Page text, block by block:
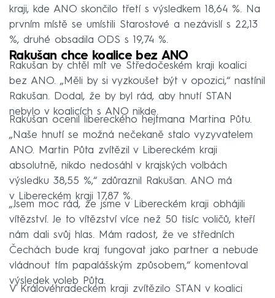
kraji, kde ANO skončilo třetí s výsledkem 18,64 %. Na
prvním místě se umístili Starostové a nezávislí s 22,13
%, druhé obsadila ODS s 19,74 %.
Rakušan chce koalice bez ANO
Rakušan by chtěl mít ve Středočeském kraji koalici
bez ANO. „Měli by si vyzkoušet být v opozici,“ nastínil
Rakušan. Dodal, že by byl rád, aby hnutí STAN
nebylo v koalicích s ANO nikde.
Rakušan ocenil libereckého hejtmana Martina Půtu.
„Naše hnutí se možná nečekaně stalo vyzyvatelem
ANO. Martin Půta zvítězil v Libereckém kraji
absolutně, nikdo nedosáhl v krajských volbách
výsledku 38,55 %,“ zdůraznil Rakušan. ANO má
v Libereckém kraji 17,87 %.
„Jsem moc rád, že jsme v Libereckém kraji obhájili
vítězství. Je to vítězství více než 50 tisíc voličů, kteří
nám dali svůj hlas. Mám radost, že ve středních
Čechách bude kraj fungovat jako partner a nebude
vládnout tím papalášským způsobem,“ komentoval
výsledek voleb Půta.
V Královéhradeckém kraji zvítězilo STAN v koalici